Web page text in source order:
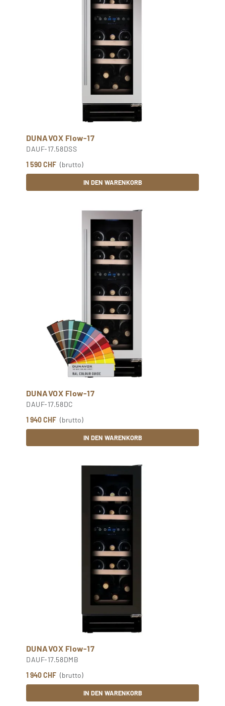
DUNAVOX Flow-17
DAUF-17.58DSS
1 590 CHF (brutto)
IN DEN WARENKORB
DUNAVOX Flow-17
DAUF-17.58DC
1 940 CHF (brutto)
IN DEN WARENKORB
DUNAVOX Flow-17
DAUF-17.58DMB
1 940 CHF (brutto)
IN DEN WARENKORB